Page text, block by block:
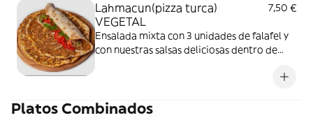
Lahmacun(pizza turca)
VEGETAL
7,50 €
Ensalada mixta con 3 unidades de falafel y
con nuestras salsas deliciosas dentro de
Platos Combinados